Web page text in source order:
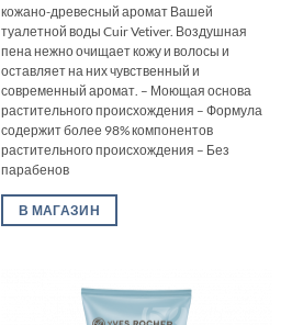
кожано-древесный аромат Вашей
туалетной воды Cuir Vetiver. Воздушная
пена нежно очищает кожу и волосы и
оставляет на них чувственный и
современный аромат. – Моющая основа
растительного происхождения – Формула
содержит более 98% компонентов
растительного происхождения – Без
парабенов
В МАГАЗИН